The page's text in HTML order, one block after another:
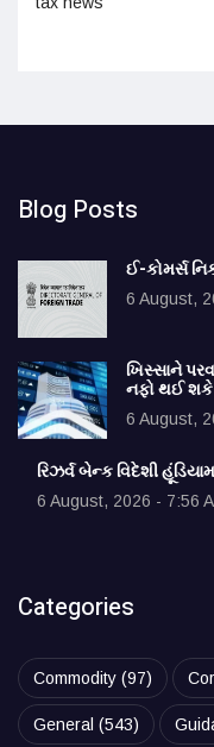
Blog Posts
ઈ-કોમર્સ
6 August,
ખિસ્સાને
નફો થઈ શકે
6 August,
રિઝર્વ બેન્ક વિદેશી
6 August, 2026 - 7:56
Categories
Commodity (97)
General (543)